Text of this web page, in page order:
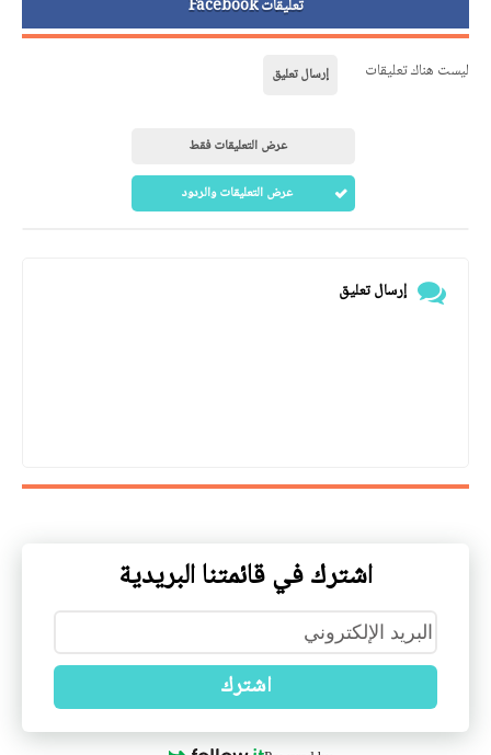
تعليقات Facebook
ليست هناك تعليقات إرسال تعليق
عرض التعليقات فقط
عرض التعليقات والردود
إرسال تعليق
اشترك في قائمتنا البريدية
اشترك